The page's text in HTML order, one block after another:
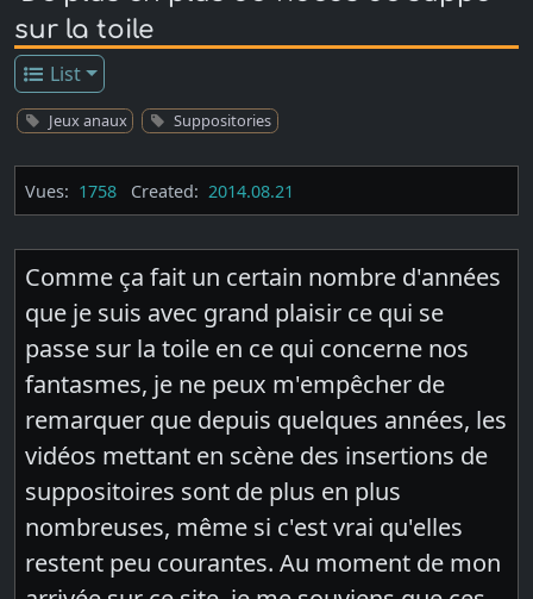
sur la toile
List
Jeux anaux Suppositories
Vues: 1758 Created: 2014.08.21
Comme ça fait un certain nombre d'années
que je suis avec grand plaisir ce qui se
passe sur la toile en ce qui concerne nos
fantasmes, je ne peux m'empêcher de
remarquer que depuis quelques années, les
vidéos mettant en scène des insertions de
suppositoires sont de plus en plus
nombreuses, même si c'est vrai qu'elles
restent peu courantes. Au moment de mon